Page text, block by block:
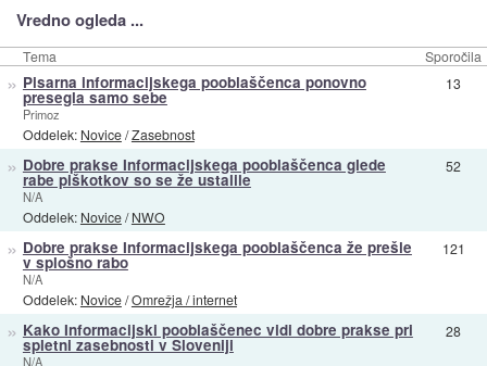
Vredno ogleda ...
Tema Sporočila
» Pisarna informacijskega pooblaščenca ponovno
presegla samo sebe
Primoz
Oddelek: Novice/Zasebnost
13
» Dobre prakse Informacijskega pooblaščenca glede
rabe piškotkov so se že ustalile
N/A
Oddelek: Novice/NWO
52
» Dobre prakse Informacijskega pooblaščenca že prešle
v splošno rabo
N/A
Oddelek: Novice/Omrežja / internet
121
» Kako Informacijski pooblaščenec vidi dobre prakse pri
spletni zasebnosti v Sloveniji
N/A
28